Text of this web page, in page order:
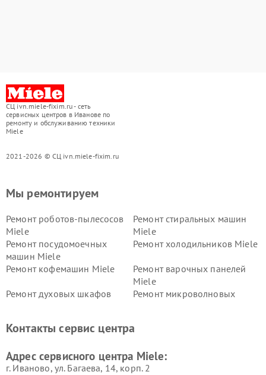
СЦ ivn.miele-fixim.ru - сеть
сервисных центров в Иванове по
ремонту и обслуживанию техники
Miele
2021-2026 © СЦ ivn.miele-fixim.ru
Мы ремонтируем
Ремонт роботов-пылесосов
Miele
Ремонт стиральных машин
Miele
Ремонт посудомоечных
машин Miele
Ремонт холодильников Miele
Ремонт кофемашин Miele
Ремонт варочных панелей
Miele
Ремонт духовых шкафов
Ремонт микроволновых
Miele
Miele
пылесосов Miele
Контакты сервис центра
Адрес сервисного центра Miele:
г. Иваново, ул. Багаева, 14, корп. 2